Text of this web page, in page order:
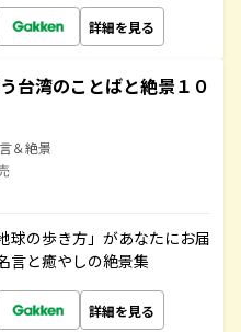
詳細を見る
台湾のことばと絶景１０
＆絶景
球の歩き方」があなたにお届
言と癒やしの絶景集
詳細を見る